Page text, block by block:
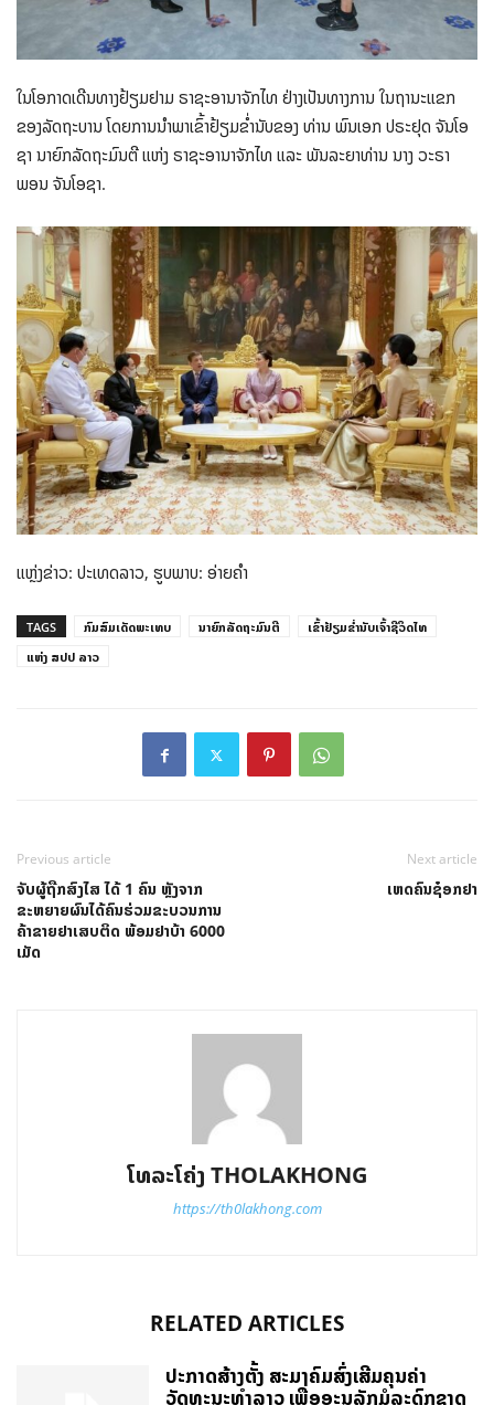
ໃນໂອກາດເດີນທາງຢ້ຽມຢາມ ຣາຊະອານາຈັກໄທ ຢ່າງເປັນທາງການ ໃນຖານະແຂກ
ຂອງລັດຖະບານ ໂດຍການນຳພາເຂົ້າຢ້ຽມຂ່ຳນັບຂອງ ທ່ານ ພົນເອກ ປຣະຢຸດ ຈັນໂອ
ຊາ ນາຍົກລັດຖະມົນຕີ ແຫ່ງ ຣາຊະອານາຈັກໄທ ແລະ ພັນລະຍາທ່ານ ນາງ ວະຣາ
ພອນ ຈັນໂອຊາ.
ແຫຼ່ງຂ່າວ: ປະເທດລາວ, ຮູບພາບ: ອ່າຍຄຳ
TAGS ກົມສົມເດັດພະເທບ ນາຍົກລັດຖະມົນຕີ
ເຂົ້າຢ້ຽມຂ່ຳນັບເຈົ້າຊີວິດໄທ
ແຫ່ງ ສປປ ລາວ
Previous article
ຈັບຜູ້ຖືກສົງໄສ ໄດ້ 1 ຄົນ ຫຼັງຈາກ
ຂະຫຍາຍຜົນໄດ້ຄົນຮ່ວມຂະບວນການ
ຄ້າຂາຍຢາເສບຕິດ ພ້ອມຢາບ້າ 6000
ເມັດ
Next article
ເຫດຄົນຊ໋ອກຢາ
ໂທລະໂຄ່ງ THOLAKHONG
https://th0lakhong.com
RELATED ARTICLES
ປະກາດສ້າງຕັ້ງ ສະມາຄົມສົ່ງເສີມຄຸນຄ່າ
ວັດທະນະທຳລາວ ເພື່ອອະນຸລັກມໍລະດົກຊາດ